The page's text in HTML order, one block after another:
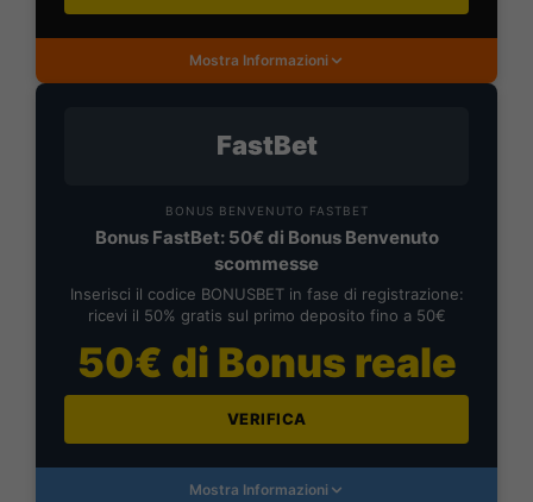
Mostra Informazioni
FastBet
BONUS BENVENUTO FASTBET
Bonus FastBet: 50€ di Bonus Benvenuto
scommesse
Inserisci il codice BONUSBET in fase di registrazione:
ricevi il 50% gratis sul primo deposito fino a 50€
50€ di Bonus reale
VERIFICA
Mostra Informazioni